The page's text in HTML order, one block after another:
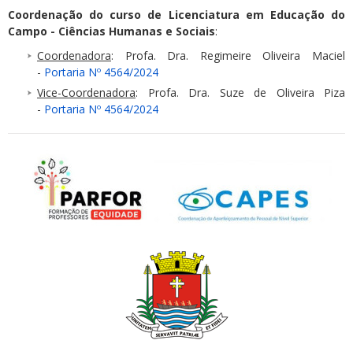
Coordenação do curso de Licenciatura em Educação do
Campo - Ciências Humanas e Sociais:
Coordenadora: Profa. Dra. Regimeire Oliveira Maciel
- Portaria Nº 4564/2024
Vice-Coordenadora: Profa. Dra. Suze de Oliveira Piza
- Portaria Nº 4564/2024